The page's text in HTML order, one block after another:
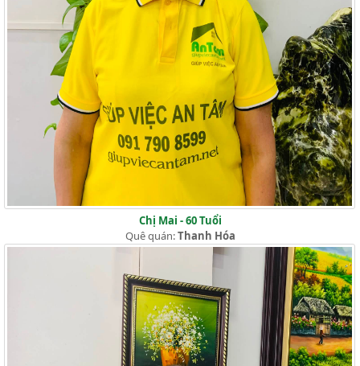
Chị Mai - 60 Tuổi
Quê quán:Thanh Hóa